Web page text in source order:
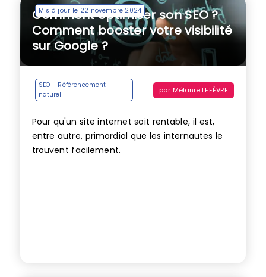
Mis à jour le 22 novembre 2024
Comment optimiser son SEO ?
Comment booster votre visibilité
sur Google ?
SEO - Référencement
naturel
par Mélanie LEFÈVRE
Pour qu'un site internet soit rentable, il est,
entre autre, primordial que les internautes le
trouvent facilement.